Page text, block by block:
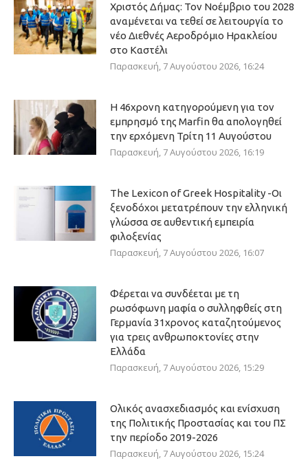
Χριστός Δήμας: Τον Νοέμβριο του 2028
αναμένεται να τεθεί σε λειτουργία το
νέο Διεθνές Αεροδρόμιο Ηρακλείου
στο Καστέλι
Παρασκευή, 7 Αυγούστου 2026, 16:24
Η 46χρονη κατηγορούμενη για τον
εμπρησμό της Marfin θα απολογηθεί
την ερχόμενη Τρίτη 11 Αυγούστου
Παρασκευή, 7 Αυγούστου 2026, 16:19
The Lexicon of Greek Hospitality -Οι
ξενοδόχοι μετατρέπουν την ελληνική
γλώσσα σε αυθεντική εμπειρία
φιλοξενίας
Παρασκευή, 7 Αυγούστου 2026, 16:07
Φέρεται να συνδέεται με τη
ρωσόφωνη μαφία ο συλληφθείς στη
Γερμανία 31χρονος καταζητούμενος
για τρεις ανθρωποκτονίες στην
Ελλάδα
Παρασκευή, 7 Αυγούστου 2026, 15:29
Ολικός ανασχεδιασμός και ενίσχυση
της Πολιτικής Προστασίας και του ΠΣ
την περίοδο 2019-2026
Παρασκευή, 7 Αυγούστου 2026, 15:24